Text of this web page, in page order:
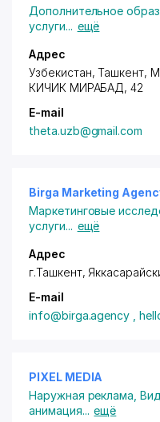
Дополнительное
услуги... ещё
Адрес
Узбекистан, Ташкент,
КИЧИК МИРАБАД, 42
E-mail
theta.uzb@gmail.com
Birga Marketing
Маркетинговые
услуги... ещё
Адрес
г.Ташкент,
E-mail
info@birga.agency ,
PIXEL MEDIA
Наружная реклама ,
анимация... ещё